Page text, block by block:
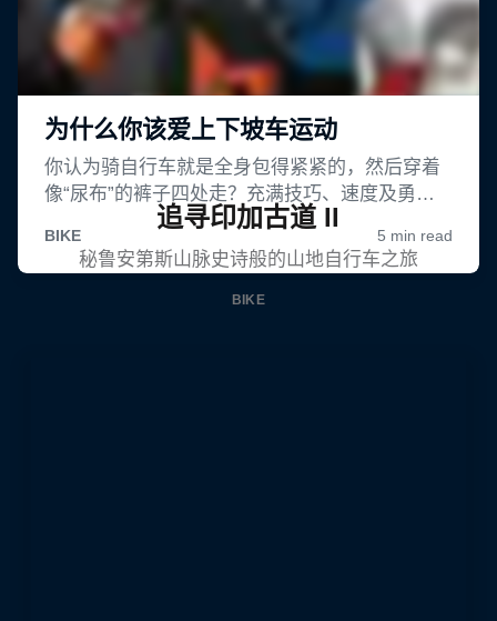
追寻印加古道 II
秘鲁安第斯山脉史诗般的山地自行车之旅
BIKE